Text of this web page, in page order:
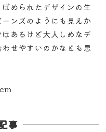
められたデザインの生
ンズのようにも見えか
あるけど大人しめなデ
せやすいのかなとも思
事